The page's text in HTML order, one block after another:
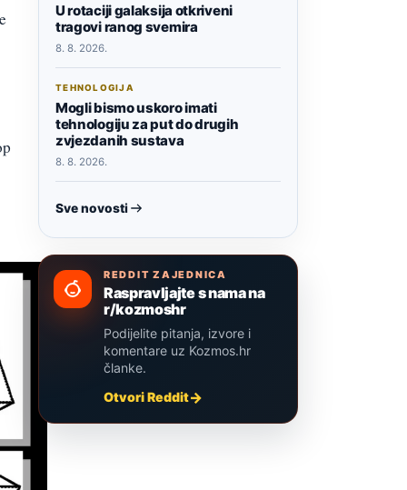
U rotaciji galaksija otkriveni
tragovi ranog svemira
8. 8. 2026.
TEHNOLOGIJA
Mogli bismo uskoro imati
tehnologiju za put do drugih
zvjezdanih sustava
8. 8. 2026.
Sve novosti
REDDIT ZAJEDNICA
Raspravljajte s nama na
r/kozmoshr
Podijelite pitanja, izvore i
komentare uz Kozmos.hr
članke.
Otvori Reddit